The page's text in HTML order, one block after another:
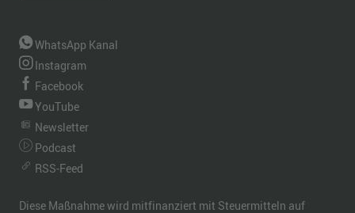
WhatsApp Kanal
Instagram
Facebook
YouTube
Newsletter
Podcast
RSS-Feed
Diese Maßnahme wird mitfinanziert mit Steuermitteln auf